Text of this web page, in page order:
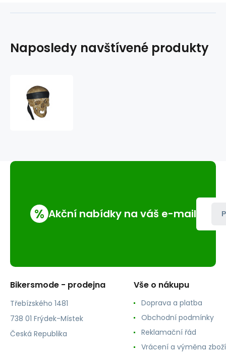
Naposledy navštívené produkty
% Akční nabídky na váš e-mail
Bikersmode - prodejna
Třebízského 1481
738 01 Frýdek-Místek
Česká Republika
Vše o nákupu
Doprava a platba
Obchodní podmínky
Reklamační řád
Vrácení a výměna zboží